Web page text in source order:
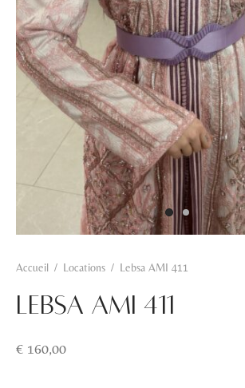
Accueil / Locations / Lebsa AMI 411
Lebsa AMI 411
€ 160,00